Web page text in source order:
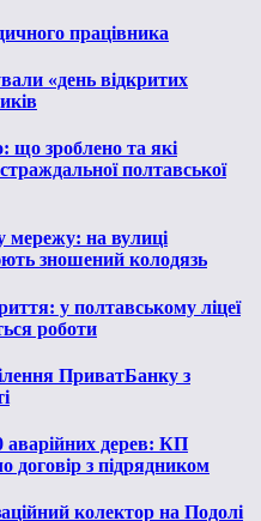
працівника
«день відкритих
що зроблено та які
полтавської
мережу: на вулиці
зношений колодязь
у полтавському ліцеї
роботи
ПриватБанку з
аварійних дерев: КП
договір з підрядником
колектор на Подолі